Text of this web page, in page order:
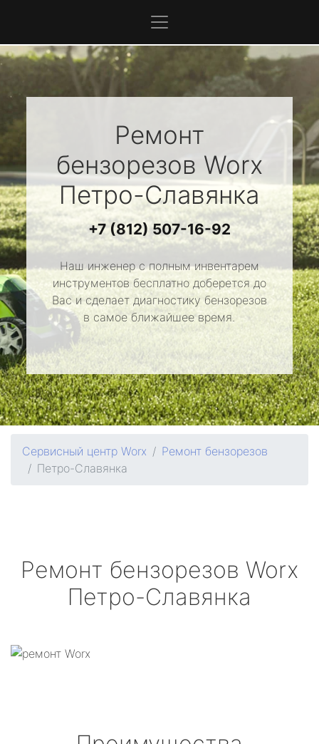
Ремонт
бензорезов Worx
Петро-Славянка
+7 (812) 507-16-92
Наш инженер с полным инвентарем
инструментов бесплатно доберется до
Вас и сделает диагностику бензорезов
в самое ближайшее время.
Сервисный центр Worx
Ремонт бензорезов
Петро-Славянка
Ремонт бензорезов Worx
Петро-Славянка